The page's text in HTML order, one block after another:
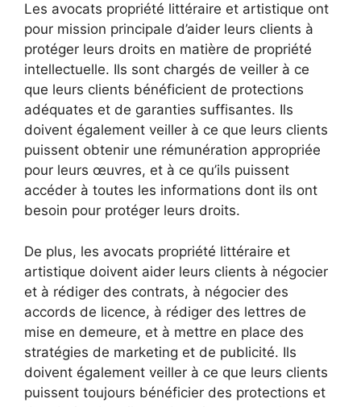
Les avocats propriété littéraire et artistique ont
pour mission principale d’aider leurs clients à
protéger leurs droits en matière de propriété
intellectuelle. Ils sont chargés de veiller à ce
que leurs clients bénéficient de protections
adéquates et de garanties suffisantes. Ils
doivent également veiller à ce que leurs clients
puissent obtenir une rémunération appropriée
pour leurs œuvres, et à ce qu’ils puissent
accéder à toutes les informations dont ils ont
besoin pour protéger leurs droits.
De plus, les avocats propriété littéraire et
artistique doivent aider leurs clients à négocier
et à rédiger des contrats, à négocier des
accords de licence, à rédiger des lettres de
mise en demeure, et à mettre en place des
stratégies de marketing et de publicité. Ils
doivent également veiller à ce que leurs clients
puissent toujours bénéficier des protections et